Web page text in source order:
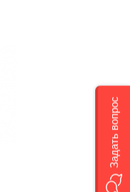
Задать вопрос